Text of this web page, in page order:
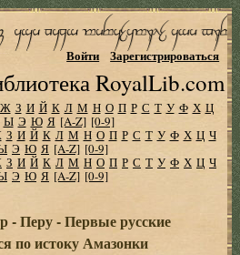
RoyalLib.com
Войти Зарегистрироваться
Ж З И Й К Л М Н О П Р С Т У Ф Х Ц
Ы Э Ю Я [A-Z] [0-9]
З И Й К Л М Н О П Р С Т У Ф Х Ц Ч
Э Ю Я [A-Z] [0-9]
З И Й К Л М Н О П Р С Т У Ф Х Ц Ч
Э Ю Я [A-Z] [0-9]
- Перу - Первые русские
по истоку Амазонки